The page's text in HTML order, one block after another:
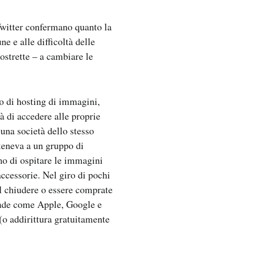
confermano quanto la
e alle difficoltà delle
– a cambiare le
di hosting di immagini,
di accedere alle proprie
società dello stesso
a un gruppo di
di ospitare le immagini
Nel giro di pochi
o essere comprate
come Apple, Google e
addirittura gratuitamente